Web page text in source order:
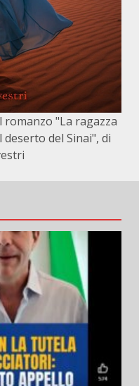
"La ragazza
del Sinai", di